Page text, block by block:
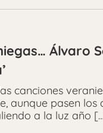
Álvaro
canciones
aunque pasen
a la luz año